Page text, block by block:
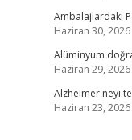
Ambalajlardaki
Haziran 30, 2026
Alüminyum
Haziran 29, 2026
Alzheimer neyi
Haziran 23, 2026